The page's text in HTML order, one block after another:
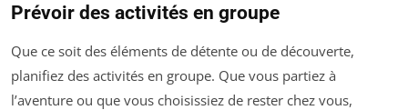
Prévoir des activités en groupe
Que ce soit des éléments de détente ou de découverte,
planifiez des activités en groupe. Que vous partiez à
l’aventure ou que vous choisissiez de rester chez vous,